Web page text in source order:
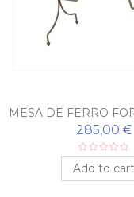
MESA DE FERRO
FELIPE
285,00 €
Add to cart